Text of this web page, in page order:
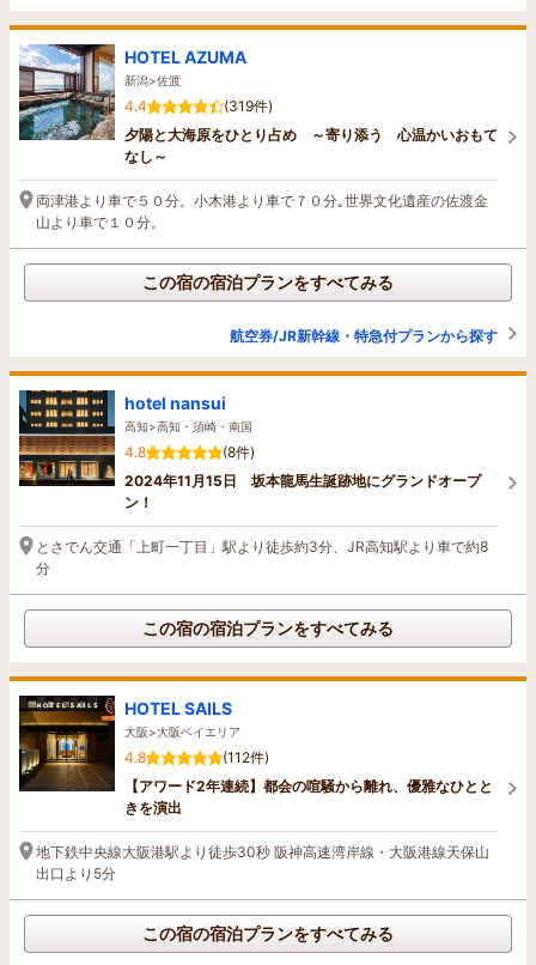
HOTEL AZUMA
新潟>佐渡
4.4
(319件)
夕陽と大海原をひとり占め ～寄り添う 心温かいおもて
なし～
両津港より車で５０分。小木港より車で７０分｡世界文化遺産の佐渡金
山より車で１０分。
この宿の宿泊プランをすべてみる
航空券/JR新幹線・特急付プランから探す
hotel nansui
高知>高知・須崎・南国
4.8
(8件)
2024年11月15日 坂本龍馬生誕跡地にグランドオープ
ン！
とさでん交通「上町一丁目」駅より徒歩約3分、JR高知駅より車で約8
分
この宿の宿泊プランをすべてみる
HOTEL SAILS
大阪>大阪ベイエリア
4.8
(112件)
【アワード2年連続】都会の喧騒から離れ、優雅なひとと
きを演出
地下鉄中央線大阪港駅より徒歩30秒 阪神高速湾岸線・大阪港線天保山
出口より5分
この宿の宿泊プランをすべてみる